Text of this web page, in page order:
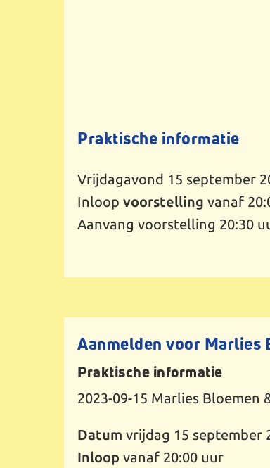
Praktische informatie
Vrijdagavond 15 september
Inloopvoorstelling vanaf
Aanvang voorstelling 20:30
Aanmelden voor Marlies
Praktische informatie
2023-09-15 Marlies Bloemen
Datum vrijdag 15 september
Inloop vanaf 20:00 uur